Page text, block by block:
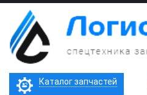
Каталог запчастей
Запчасти
технике
ЧТЗ
Машины